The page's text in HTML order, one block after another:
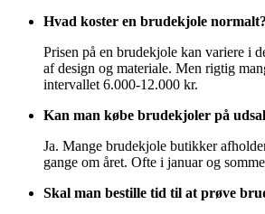
Hvad koster en brudekjole normalt?
Prisen på en brudekjole kan variere i
af design og materiale. Men rigtig
intervallet 6.000-12.000 kr.
Kan man købe brudekjoler på
Ja. Mange brudekjole butikker
gange om året. Ofte i januar og
Skal man bestille tid til at prøve